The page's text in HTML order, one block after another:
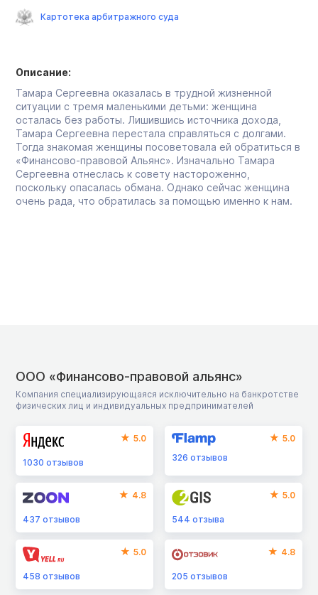
Описание:
Тамара Сергеевна оказалась в трудной жизненной
ситуации с тремя маленькими детьми: женщина
осталась без работы. Лишившись источника дохода,
Тамара Сергеевна перестала справляться с долгами.
Тогда знакомая женщины посоветовала ей обратиться в
«Финансово-правовой Альянс». Изначально Тамара
Сергеевна отнеслась к совету настороженно,
поскольку опасалась обмана. Однако сейчас женщина
очень рада, что обратилась за помощью именно к нам.
Картотека арбитражного суда
ООО «Финансово-правовой альянс»
Компания специализирующаяся исключительно на банкротстве
физических лиц и индивидуальных предпринимателей
5.0
1030 отзывов
5.0
326отзывов
4.8
437 отзывов
5.0
544отзыва
5.0
458 отзывов
4.8
205отзывов